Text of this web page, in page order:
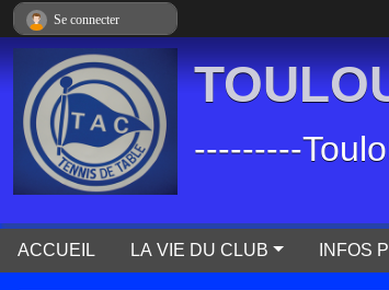
---------
ACCUEIL LA VIE DU CLUB INFOS
Se connecter
Panneau de gestion des cookies